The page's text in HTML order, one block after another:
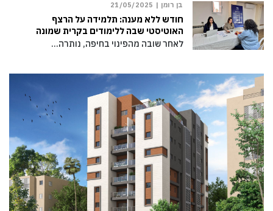
בן רומן | 21/05/2025
חודש ללא מענה: תלמידה על הרצף
האוטיסטי שבה ללימודים בקרית שמונה
לאחר שובה מהפינוי בחיפה, נותרה…